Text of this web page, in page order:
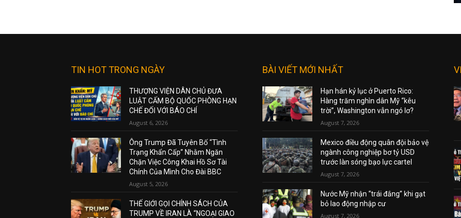
TIN HOT TRONG NGÀY
THƯỢNG VIỆN DÂN CHỦ ĐƯA
LUẬT CẤM BỘ QUỐC PHÒNG HẠN
CHẾ ĐỐI VỚI BÁO CHÍ
August 6, 2026
Ông Trump Đã Tuyên Bố “Tình
Trạng Khẩn Cấp” Nhằm Ngăn
Chặn Việc Công Khai Hồ Sơ Tài
Chính Của Mình Cho Đài BBC
August 5, 2026
THẾ GIỚI GỌI CHÍNH SÁCH CỦA
TRUMP VỀ IRAN LÀ “NGOẠI GIAO
BÀI VIẾT MỚI NHẤT
Hạn hán kỷ lục ở Puerto Rico:
Hàng trăm nghìn dân Mỹ “kêu
trời”, Washington vẫn ngó lơ?
August 7, 2026
Mexico điều động quân đội bảo vệ
ngành công nghiệp bơ tỷ USD
trước làn sóng bạo lực cartel
August 7, 2026
Nước Mỹ nhận “trái đắng” khi gạt
bỏ lao động nhập cư
August 7, 2026